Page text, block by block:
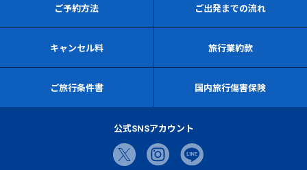
ご予約方法 ご出発までの流れ
キャンセル料 旅行業約款
ご旅行条件書 国内旅行傷害保険
公式SNSアカウント